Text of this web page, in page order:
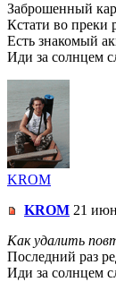
Заброшенный
Кстати во преки
Есть знакомый
Иди за солнцем
KROM
KROM 21
Как удалить
Последний раз
Иди за солнцем